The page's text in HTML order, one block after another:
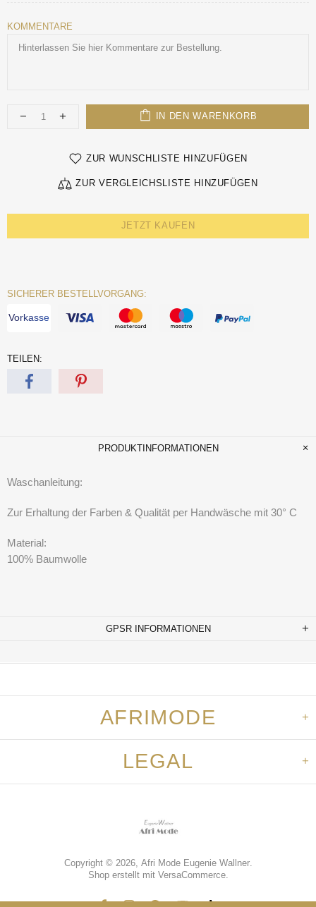
KOMMENTARE
IN DEN WARENKORB
ZUR WUNSCHLISTE HINZUFÜGEN
ZUR VERGLEICHSLISTE HINZUFÜGEN
JETZT KAUFEN
SICHERER BESTELLVORGANG:
Vorkasse
TEILEN:
PRODUKTINFORMATIONEN
Waschanleitung:
Zur Erhaltung der Farben & Qualität per Handwäsche mit 30° C
Material:
100% Baumwolle
GPSR INFORMATIONEN
AFRIMODE
LEGAL
Copyright © 2026, Afri Mode Eugenie Wallner.
Shop erstellt mit VersaCommerce.